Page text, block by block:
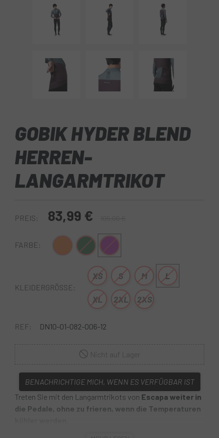
GOBIK HYDER BLEND
HERREN-
LANGARMTRIKOT
PREIS: 83,99 €
FARBE:Orange-Schwarz
Grün SchwarzLila-Grau
KLEIDERGRÖSSE:
XS S M L
XL 2XL 2XS
REF: DN10-01-082-006-12
BENACHRICHTIGE MICH, WENN ES VERFÜGBAR IST
Treten Sie mit den Langarmtrikots von Escapa weiter in
die Pedale, ohne zu frieren, wenn die Temperaturen